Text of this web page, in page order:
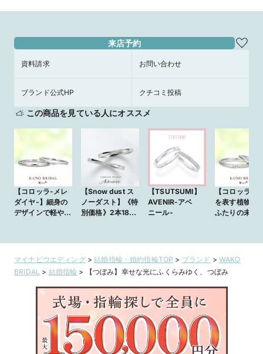
来店予約
資料請求 お問い合わせ
ブランド公式HP クチコミ投稿
この商品を見ている人にオススメ
【コロッラ-メレ
ダイヤ-】細身の
デザインで軽やか
【Snow dust ス
ノーダスト】《特
別価格》2本18万
リング『plus
one』
【TSUTSUMI】
AVENIR-アベ
ニール-
【コロッラ】
を表す植物模
ふたりの未来
マイナビウエディング>結婚指輪・婚約指輪TOP > ブランド > WAKO
BRIDAL > 結婚指輪 > 【つぼみ】幸せな光にふくらみゆく、つぼみ